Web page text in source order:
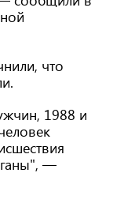
что
1988 и
—